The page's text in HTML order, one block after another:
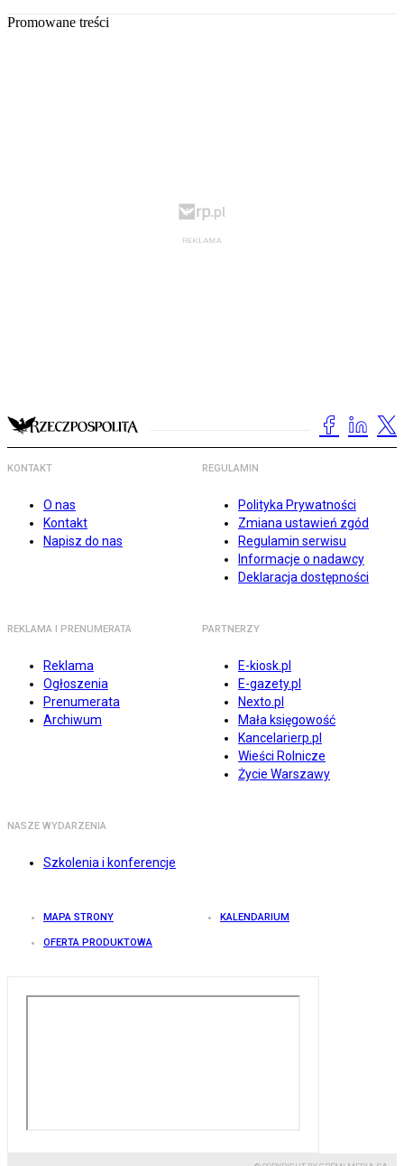
Promowane treści
KONTAKT
O nas
Kontakt
Napisz do nas
REGULAMIN
Polityka Prywatności
Zmiana ustawień zgód
Regulamin serwisu
Informacje o nadawcy
Deklaracja dostępności
REKLAMA I PRENUMERATA
Reklama
Ogłoszenia
Prenumerata
Archiwum
PARTNERZY
E-kiosk.pl
E-gazety.pl
Nexto.pl
Mała księgowość
Kancelarierp.pl
Wieści Rolnicze
Życie Warszawy
NASZE WYDARZENIA
Szkolenia i konferencje
MAPA STRONY KALENDARIUM
OFERTA PRODUKTOWA